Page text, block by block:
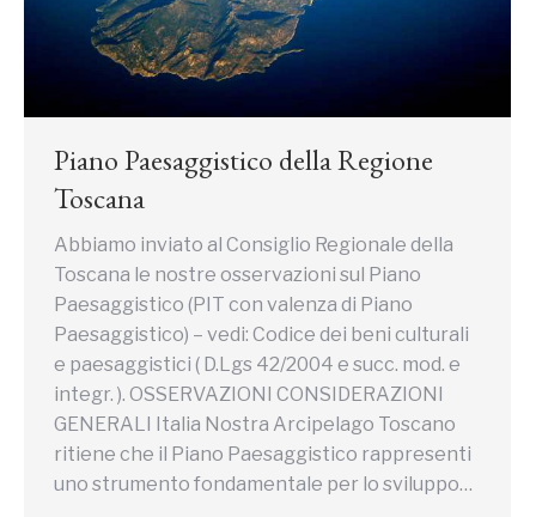
Piano Paesaggistico della Regione
Toscana
Abbiamo inviato al Consiglio Regionale della
Toscana le nostre osservazioni sul Piano
Paesaggistico (PIT con valenza di Piano
Paesaggistico) – vedi: Codice dei beni culturali
e paesaggistici ( D.Lgs 42/2004 e succ. mod. e
integr. ). OSSERVAZIONI CONSIDERAZIONI
GENERALI Italia Nostra Arcipelago Toscano
ritiene che il Piano Paesaggistico rappresenti
uno strumento fondamentale per lo sviluppo…